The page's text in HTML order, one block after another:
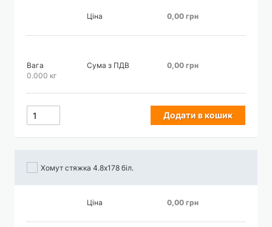
Ціна 0,00 грн
Вага
0.000 кг
Сума з ПДВ 0,00 грн
Додати в кошик
Хомут стяжка 4.8х178 біл.
Ціна 0,00 грн